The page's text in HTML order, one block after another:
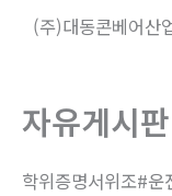
(주)대동콘베어산
자유게시판
학위증명서위조#